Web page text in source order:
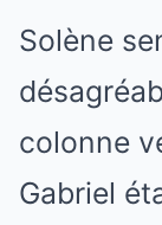
Solène
colonne
Gabriel